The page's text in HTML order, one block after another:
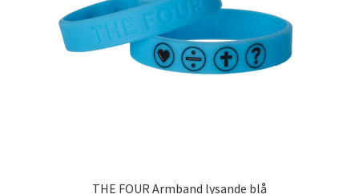
THE FOUR Armband lysande blå